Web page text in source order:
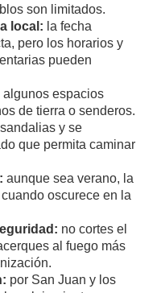
son limitados.
local: la fecha
pero los horarios y
pueden
algunos espacios
de tierra o senderos.
y se
que permita caminar
aunque sea verano, la
oscurece en la
no cortes el
al fuego más
por San Juan y los